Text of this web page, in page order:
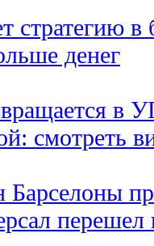
стратегию
денег
в
смотреть
перешел